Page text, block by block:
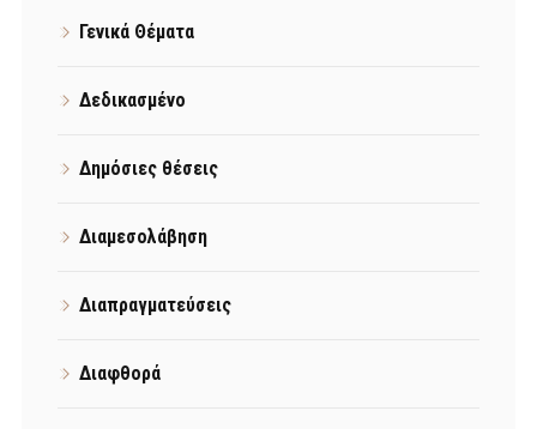
Γενικά Θέματα
Δεδικασμένο
Δημόσιες θέσεις
Διαμεσολάβηση
Διαπραγματεύσεις
Διαφθορά